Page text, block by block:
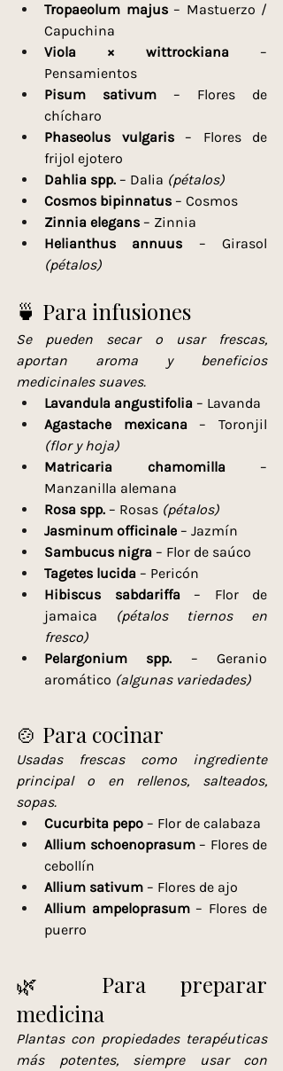
Tropaeolum majus – Mastuerzo /
Capuchina
Viola × wittrockiana –
Pensamientos
Pisum sativum – Flores de
chícharo
Phaseolus vulgaris – Flores de
frijol ejotero
Dahlia spp. – Dalia (pétalos)
Cosmos bipinnatus – Cosmos
Zinnia elegans – Zinnia
Helianthus annuus
(pétalos)
🍵 Para infusiones
Se pueden secar o usar frescas,
aportan aroma y beneficios
medicinales suaves.
Lavandula angustifolia – Lavanda
Agastache mexicana
(flor y hoja)
Matricaria chamomilla –
Manzanilla alemana
Rosa spp. – Rosas (pétalos)
Jasminum officinale – Jazmín
Sambucus nigra – Flor de saúco
Tagetes lucida – Pericón
Hibiscus sabdariffa – Flor de
jamaica
(pétalos tiernos en
fresco)
Pelargonium spp. – Geranio
aromático (algunas variedades)
🍲 Para cocinar
Usadas frescas como ingrediente
principal o en rellenos, salteados,
sopas.
Cucurbita pepo – Flor de calabaza
Allium schoenoprasum – Flores de
cebollín
Allium sativum – Flores de ajo
Allium ampeloprasum – Flores de
puerro
🌿 Para preparar
medicina
Plantas con propiedades terapéuticas
más potentes, siempre usar con